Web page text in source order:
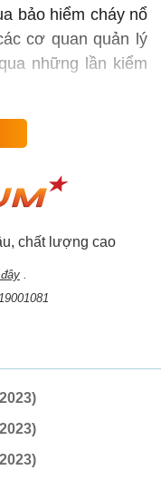
bảo hiểm cháy nổ
cơ quan quản lý
những lần kiểm
chất lượng cao
.